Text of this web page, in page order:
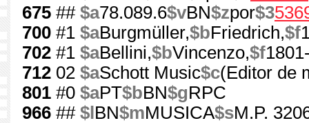
675 ## $a78.089.6$vBN$zpor$3
700 #1 $aBurgmüller,$bFriedrich,$f
702 #1 $aBellini,$bVincenzo,$f
712 02 $aSchott Music$c(Editor de
801 #0 $aPT$bBN$gRPC
966 ## $l BN$mMUSICA$sM.P.